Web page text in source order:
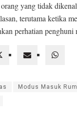
yang tidak
terutama ketika
perhatian penghuni
Modus Masuk